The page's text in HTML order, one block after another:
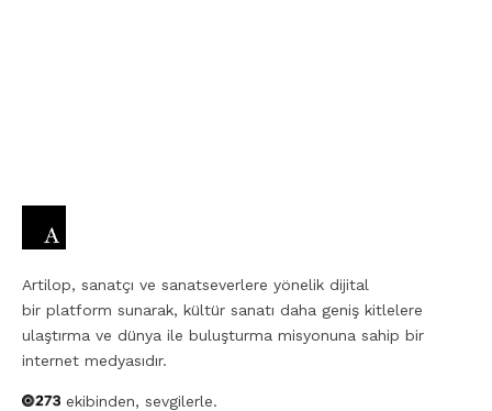
Artilop, sanatçı ve sanatseverlere yönelik dijital
bir platform sunarak, kültür sanatı daha geniş kitlelere
ulaştırma ve dünya ile buluşturma misyonuna sahip bir
internet medyasıdır.
ekibinden, sevgilerle.